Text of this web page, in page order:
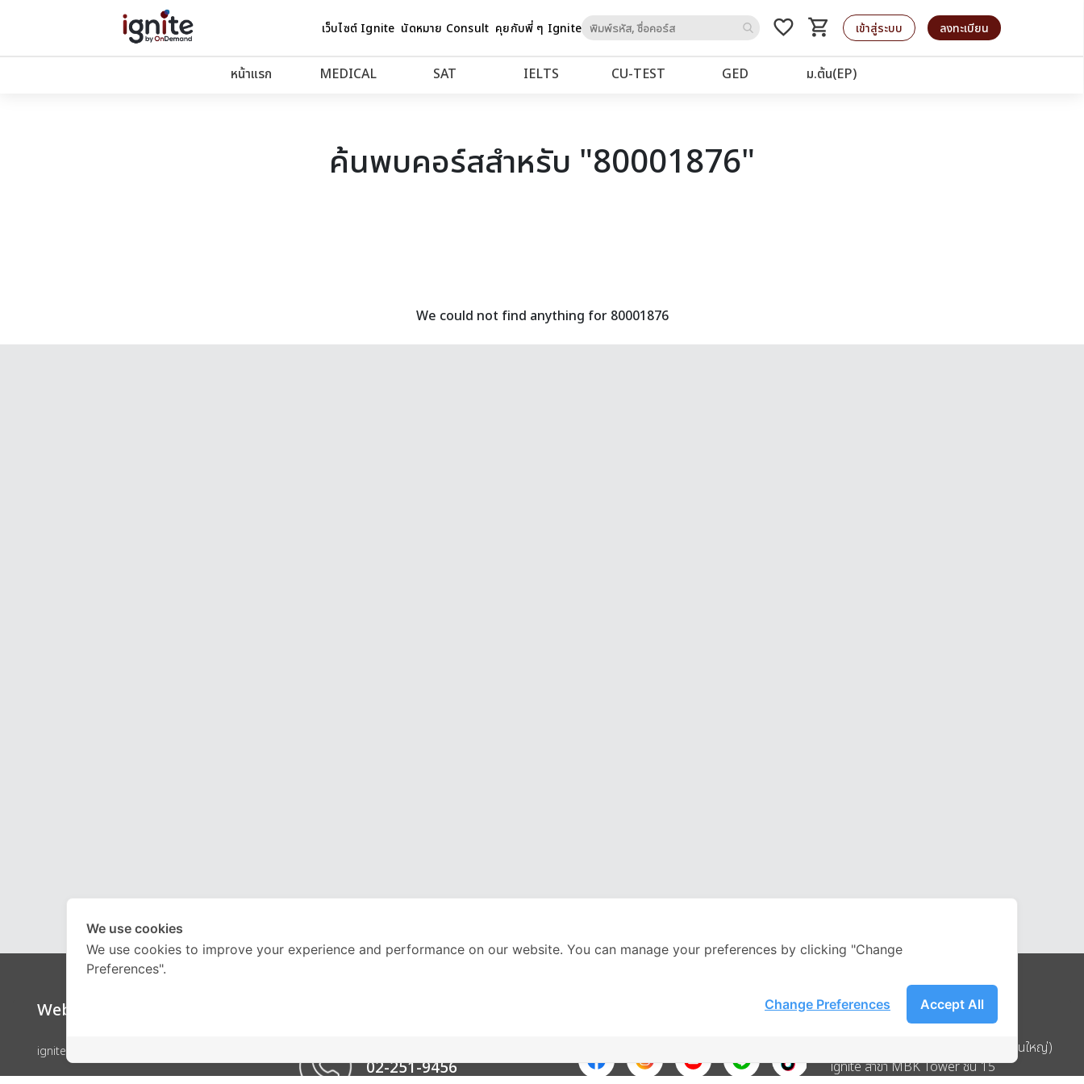
เว็บไซต์ Ignite นัดหมาย Consult คุยกับพี่ ๆ Igniteto
favorite_border shopping_cart
รถเข็น เข้าสู่ระบบ ลงทะเบียน
หน้าแรก MEDICAL SAT IELTS CU‑TEST GED ม.ต้น(EP)
ค้นพบคอร์สสำหรับ "80001876"
We could not find anything for 80001876
Website
ignite by OnDemand
02-251-9456
Address
บริษัท อิกไนท์ เอ สตาร์ จำกัด (สำนักงานใหญ่)
ignite สาขา MBK Tower ชั้น 15
We use cookies
We use cookies to improve your experience and performance on our website. You can manage your preferences by clicking "Change
Preferences".
Accept All
Change Preferences